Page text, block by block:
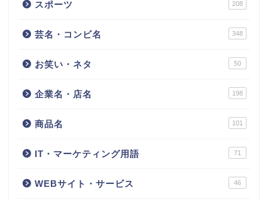
スポーツ 208
芸名・コンビ名 348
お笑い・ネタ 50
企業名・店名 198
商品名 101
IT・マーケティング用語 71
WEBサイト・サービス 46